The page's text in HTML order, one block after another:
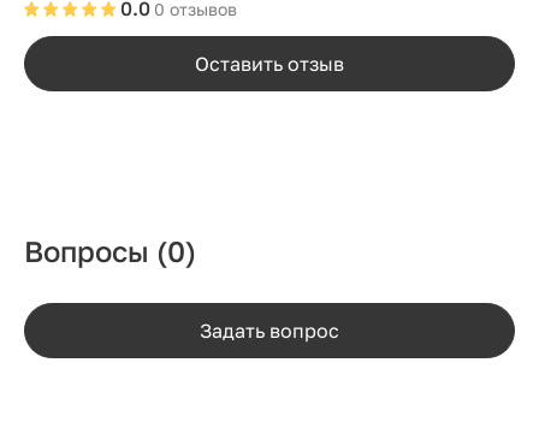
0 отзывов
0.0
Оставить отзыв
Вопросы (0)
Задать вопрос